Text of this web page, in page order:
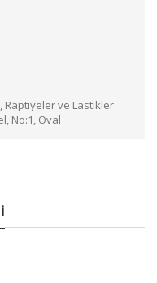
Raptiyeler ve Lastikler
No:1 Oval